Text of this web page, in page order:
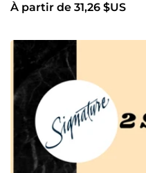
À partir de 31,26 $US